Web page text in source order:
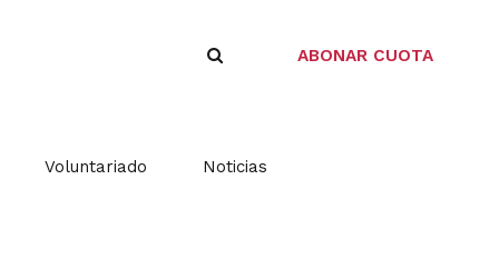
ABONAR CUOTA
Voluntariado Noticias